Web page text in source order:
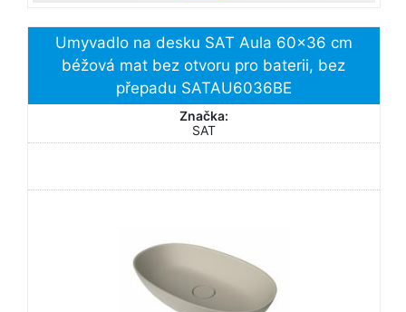
Umyvadlo na desku SAT Aula 60x36 cm
béžová mat bez otvoru pro baterii, bez
přepadu SATAU6036BE
Značka:
SAT